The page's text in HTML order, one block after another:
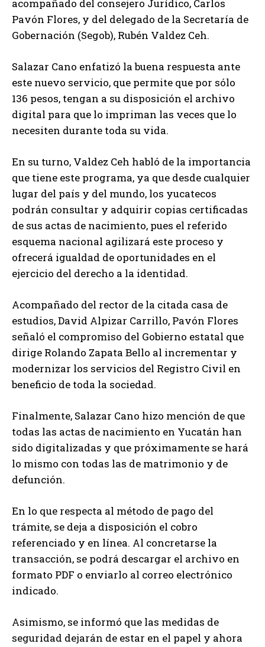
acompañado del consejero Jurídico, Carlos
Pavón Flores, y del delegado de la Secretaría de
Gobernación (Segob), Rubén Valdez Ceh.
Salazar Cano enfatizó la buena respuesta ante
este nuevo servicio, que permite que por sólo
136 pesos, tengan a su disposición el archivo
digital para que lo impriman las veces que lo
necesiten durante toda su vida.
En su turno, Valdez Ceh habló de la importancia
que tiene este programa, ya que desde cualquier
lugar del país y del mundo, los yucatecos
podrán consultar y adquirir copias certificadas
de sus actas de nacimiento, pues el referido
esquema nacional agilizará este proceso y
ofrecerá igualdad de oportunidades en el
ejercicio del derecho a la identidad.
Acompañado del rector de la citada casa de
estudios, David Alpizar Carrillo, Pavón Flores
señaló el compromiso del Gobierno estatal que
dirige Rolando Zapata Bello al incrementar y
modernizar los servicios del Registro Civil en
beneficio de toda la sociedad.
Finalmente, Salazar Cano hizo mención de que
todas las actas de nacimiento en Yucatán han
sido digitalizadas y que próximamente se hará
lo mismo con todas las de matrimonio y de
defunción.
En lo que respecta al método de pago del
trámite, se deja a disposición el cobro
referenciado y en línea. Al concretarse la
transacción, se podrá descargar el archivo en
formato PDF o enviarlo al correo electrónico
indicado.
Asimismo, se informó que las medidas de
seguridad dejarán de estar en el papel y ahora